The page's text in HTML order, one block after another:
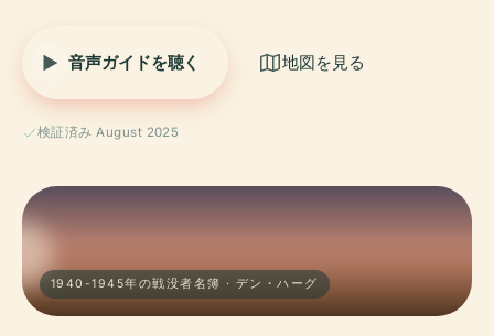
音声ガイドを聴く 地図を見る
検証済み August 2025
1940-1945年の戦没者名簿 · デン・ハーグ